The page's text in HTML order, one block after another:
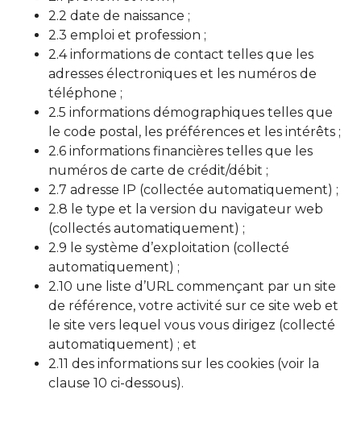
2.2 date de naissance ;
2.3 emploi et profession ;
2.4 informations de contact telles que les
adresses électroniques et les numéros de
téléphone ;
2.5 informations démographiques telles que
le code postal, les préférences et les intérêts ;
2.6 informations financières telles que les
numéros de carte de crédit/débit ;
2.7 adresse IP (collectée automatiquement) ;
2.8 le type et la version du navigateur web
(collectés automatiquement) ;
2.9 le système d’exploitation (collecté
automatiquement) ;
2.10 une liste d’URL commençant par un site
de référence, votre activité sur ce site web et
le site vers lequel vous vous dirigez (collecté
automatiquement) ; et
2.11 des informations sur les cookies (voir la
clause 10 ci-dessous).